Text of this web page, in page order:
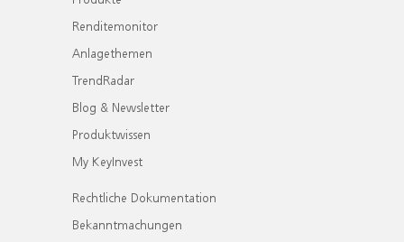
Renditemonitor
Anlagethemen
TrendRadar
Blog & Newsletter
Produktwissen
My KeyInvest
Rechtliche Dokumentation
Bekanntmachungen